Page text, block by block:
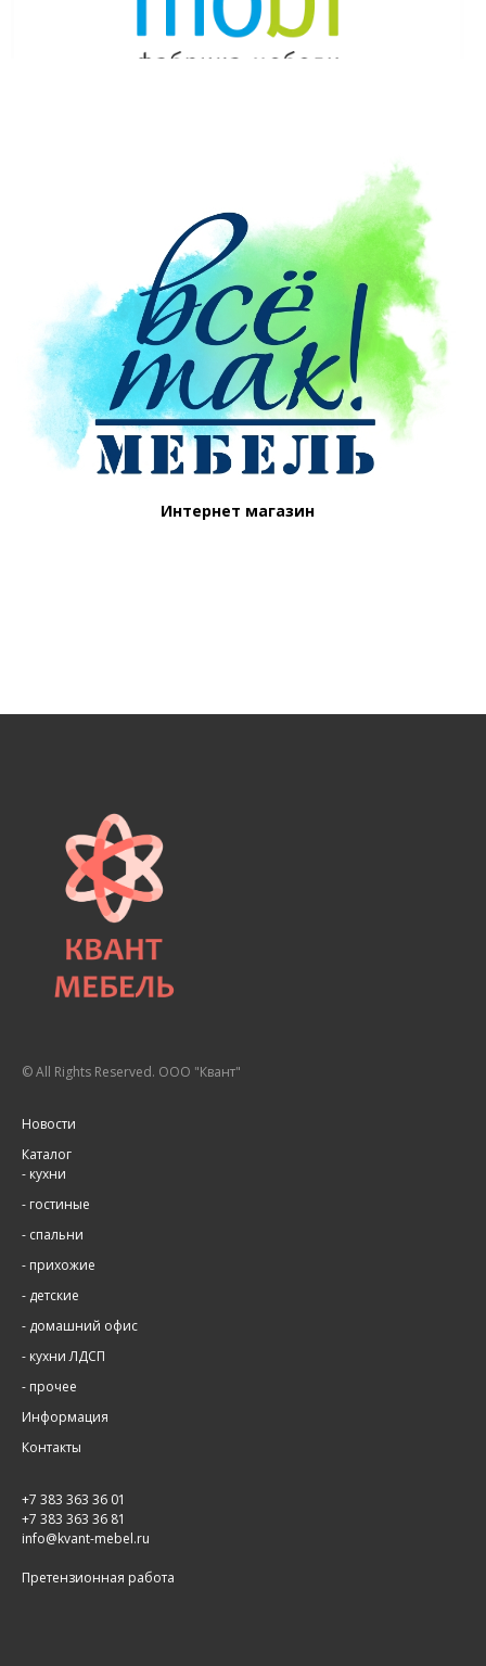
Интернет магазин
© All Rights Reserved. ООО "Квант"
Новости
Каталог
- кухни
- гостиные
- спальни
- прихожие
- детские
- домашний офис
- кухни ЛДСП
- прочее
Информация
Контакты
+7 383 363 36 01
+7 383 363 36 81
info@kvant-mebel.ru
Претензионная работа